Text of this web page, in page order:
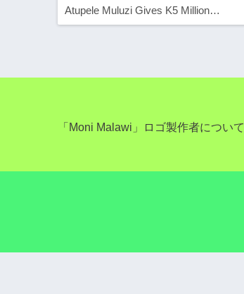
Atupele Muluzi Gives K5 Million…
「Moni Malawi」ロゴ製作者について